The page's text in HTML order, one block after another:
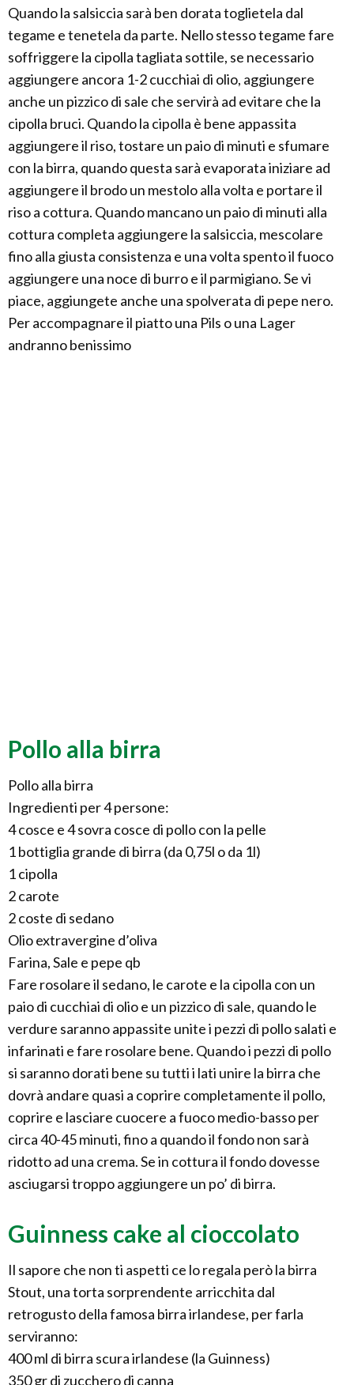
Quando la salsiccia sarà ben dorata toglietela dal
tegame e tenetela da parte. Nello stesso tegame fare
soffriggere la cipolla tagliata sottile, se necessario
aggiungere ancora 1-2 cucchiai di olio, aggiungere
anche un pizzico di sale che servirà ad evitare che la
cipolla bruci. Quando la cipolla è bene appassita
aggiungere il riso, tostare un paio di minuti e sfumare
con la birra, quando questa sarà evaporata iniziare ad
aggiungere il brodo un mestolo alla volta e portare il
riso a cottura. Quando mancano un paio di minuti alla
cottura completa aggiungere la salsiccia, mescolare
fino alla giusta consistenza e una volta spento il fuoco
aggiungere una noce di burro e il parmigiano. Se vi
piace, aggiungete anche una spolverata di pepe nero.
Per accompagnare il piatto una Pils o una Lager
andranno benissimo
Pollo alla birra
Pollo alla birra
Ingredienti per 4 persone:
4 cosce e 4 sovra cosce di pollo con la pelle
1 bottiglia grande di birra (da 0,75l o da 1l)
1 cipolla
2 carote
2 coste di sedano
Olio extravergine d’oliva
Farina, Sale e pepe qb
Fare rosolare il sedano, le carote e la cipolla con un
paio di cucchiai di olio e un pizzico di sale, quando le
verdure saranno appassite unite i pezzi di pollo salati e
infarinati e fare rosolare bene. Quando i pezzi di pollo
si saranno dorati bene su tutti i lati unire la birra che
dovrà andare quasi a coprire completamente il pollo,
coprire e lasciare cuocere a fuoco medio-basso per
circa 40-45 minuti, fino a quando il fondo non sarà
ridotto ad una crema. Se in cottura il fondo dovesse
asciugarsi troppo aggiungere un po’ di birra.
Guinness cake al cioccolato
Il sapore che non ti aspetti ce lo regala però la birra
Stout, una torta sorprendente arricchita dal
retrogusto della famosa birra irlandese, per farla
serviranno:
400 ml di birra scura irlandese (la Guinness)
350 gr di zucchero di canna